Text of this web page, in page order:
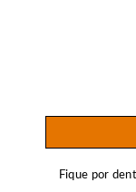
Fique por